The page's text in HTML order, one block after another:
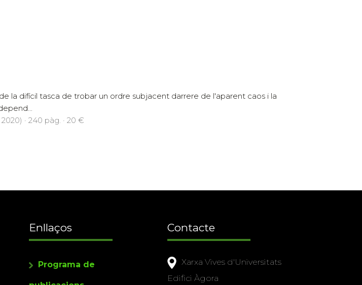
la difícil tasca de trobar un ordre subjacent darrere de l'aparent caos i la
· 240 pàg. · 20 €
Enllaços
Programa de
Contacte
Xarxa Vives d'Universitats
Edifici Àgora